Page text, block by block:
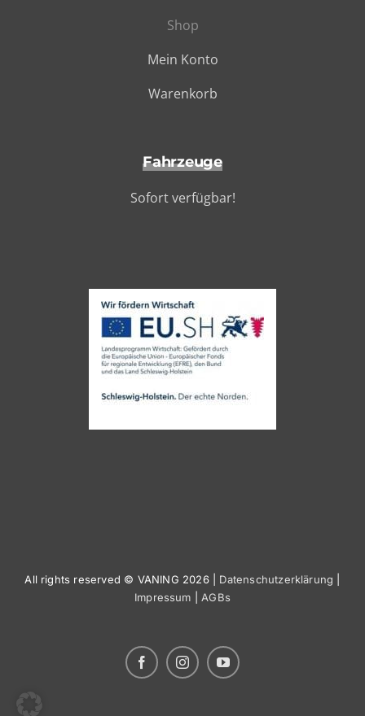
Shop
Mein Konto
Warenkorb
Fahrzeuge
Sofort verfügbar!
All rights reserved © VANING 2026 | Datenschutzerklärung
Impressum |AGBs